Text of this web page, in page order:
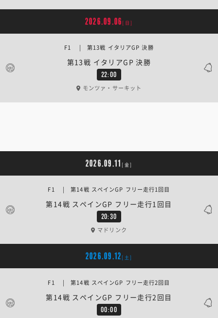
2026.09.06 [日]
22:00
第13戦 イタリアGP 決勝
F1 | 第13戦 イタリアGP 決勝
モンツァ・サーキット
2026.09.11 [金]
20:30
第14戦 スペインGP フリー走行1回目
F1 | 第14戦 スペインGP フリー走行1回目
マドリンク
2026.09.12 [土]
00:00
第14戦 スペインGP フリー走行2回目
F1 | 第14戦 スペインGP フリー走行2回目